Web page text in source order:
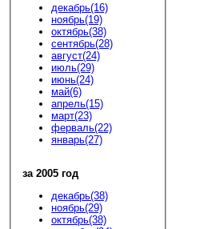
декабрь(16)
ноябрь(19)
октябрь(38)
сентябрь(28)
август(24)
июль(29)
июнь(24)
май(6)
апрель(15)
март(23)
ферваль(22)
январь(27)
за 2005 год
декабрь(38)
ноябрь(29)
октябрь(38)